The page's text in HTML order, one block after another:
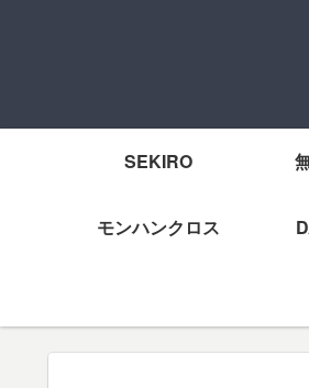
SEKIRO
モンハンクロス